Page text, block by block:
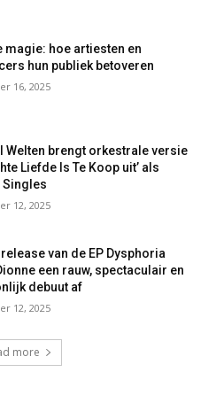
magie: hoe artiesten en
hun publiek betoveren
16, 2025
Welten brengt orkestrale versie
Liefde Is Te Koop uit’ als
Singles
12, 2025
van de EP Dysphoria
een rauw, spectaculair en
debuut af
12, 2025
more